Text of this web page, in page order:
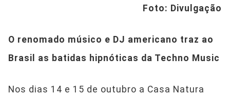
Foto: Divulgação
O renomado músico e DJ americano traz ao
Brasil as batidas hipnóticas da Techno Music
Nos dias 14 e 15 de outubro a Casa Natura